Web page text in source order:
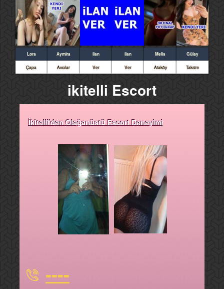
Lora
Çapa
Aymira
Avcılar
ilan
Ver
ilan
Ver
Melis
Ataköy
Gülay
Taksim
ikitelli Escort
İkitelli'den Olağanüstü Escort Deneyimi
----